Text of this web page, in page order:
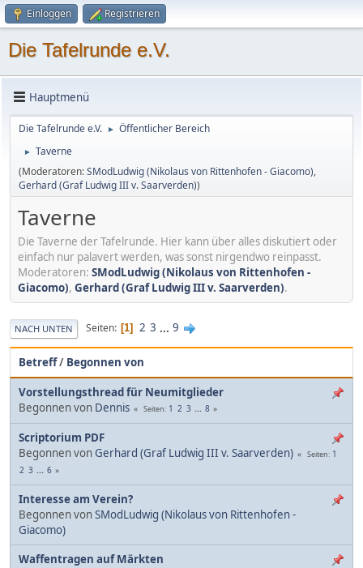
Einloggen Registrieren
Die Tafelrunde e.V.
Hauptmenü
Die Tafelrunde e.V. ► Öffentlicher Bereich
►
Taverne
(Moderatoren:SModLudwig (Nikolaus von Rittenhofen - Giacomo),
Gerhard (Graf Ludwig III v. Saarverden))
Taverne
Die Taverne der Tafelrunde. Hier kann über alles diskutiert oder
einfach nur palavert werden, was sonst nirgendwo reinpasst.
Moderatoren: SModLudwig (Nikolaus von Rittenhofen -
Giacomo), Gerhard (Graf Ludwig III v. Saarverden).
NACH UNTEN Seiten 1 2 3 ... 9
Betreff/ Begonnen von
Vorstellungsthread für Neumitglieder
Begonnen von Dennis Seiten 1 2 3 ... 8
Scriptorium PDF
Begonnen von Gerhard (Graf Ludwig III v. Saarverden) Seiten 1
2 3 ... 6
Interesse am Verein?
Begonnen vonSModLudwig (Nikolaus von Rittenhofen -
Giacomo)
Waffentragen auf Märkten